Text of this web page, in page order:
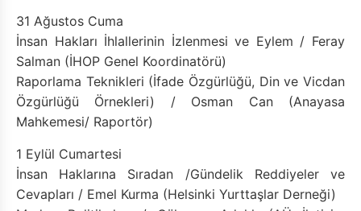
31 Ağustos Cuma
İnsan Hakları İhlallerinin İzlenmesi ve Eylem / Feray
Salman (İHOP Genel Koordinatörü)
Raporlama Teknikleri (İfade Özgürlüğü, Din ve Vicdan
Özgürlüğü Örnekleri) / Osman Can (Anayasa
Mahkemesi/ Raportör)
1 Eylül Cumartesi
İnsan Haklarına Sıradan /Gündelik Reddiyeler ve
Cevapları / Emel Kurma (Helsinki Yurttaşlar Derneği)